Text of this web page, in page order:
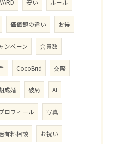
安い ルール
価値観の違い お得
ンペーン 会員数
CocoBrid 交際
成婚 破局 AI
ロフィール 写真
有料相談 お祝い